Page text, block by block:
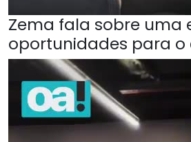
Zema fala sobre uma
oportunidades para o